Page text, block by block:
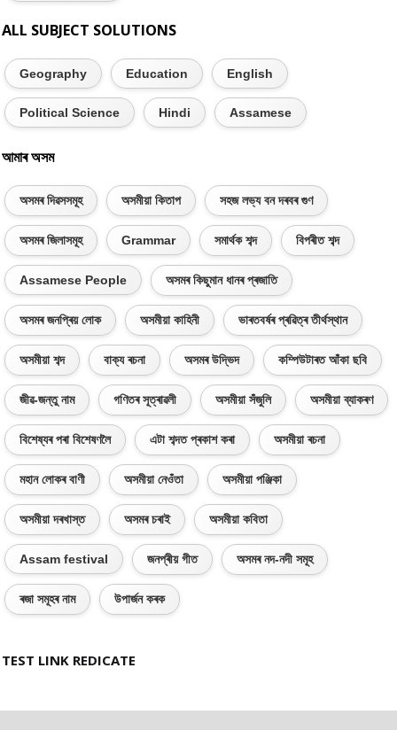
ALL SUBJECT SOLUTIONS
Geography Education English
Political Science Hindi Assamese
আমাৰ অসম
অসমৰ দিৱসসমূহ অসমীয়া কিতাপ সহজ লভ্য বন দৰবৰ গুণ
অসমৰ জিলাসমূহ Grammar সমাৰ্থক শব্দ বিপৰীত শব্দ
Assamese People অসমৰ কিছুমান ধানৰ প্ৰজাতি
অসমৰ জনপ্ৰিয় লোক অসমীয়া কাহিনী ভাৰতবৰ্ষৰ প্ৰৱিত্ৰ তীৰ্থস্থান
অসমীয়া শব্দ বাক্য ৰচনা অসমৰ উদ্ভিদ কম্পিউটাৰত আঁকা ছবি
জীৱ-জন্তু নাম গণিতৰ সূত্ৰাৱলী অসমীয়া সঁজুলি অসমীয়া ব্যাকৰণ
বিশেষ্যৰ পৰা বিশেষণলৈ এটা শব্দত প্ৰকাশ কৰা অসমীয়া ৰচনা
মহান লোকৰ বাণী অসমীয়া নেওঁতা অসমীয়া পঞ্জিকা
অসমীয়া দৰখাস্ত অসমৰ চৰাই অসমীয়া কবিতা
Assam festival জনপ্ৰীয় গীত অসমৰ নদ-নদী সমূহ
ৰজা সমূহৰ নাম উপাৰ্জন কৰক
TEST LINK REDICATE